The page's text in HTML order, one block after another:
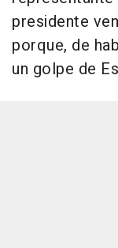
presidente
porque, de
un golpe de